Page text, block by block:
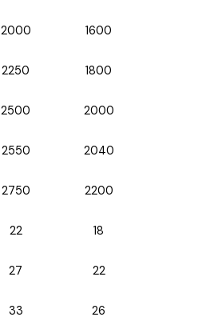
2000 1600
2250 1800
2500 2000
2550 2040
2750 2200
22 18
27 22
33 26